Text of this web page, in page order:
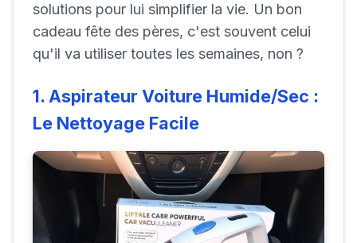
solutions pour lui simplifier la vie. Un bon
cadeau fête des pères, c'est souvent celui
qu'il va utiliser toutes les semaines, non ?
1. Aspirateur Voiture Humide/Sec :
Le Nettoyage Facile